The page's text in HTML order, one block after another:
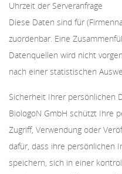
Uhrzeit der Serveranfrage
Diese Daten sind für
zuordenbar. Eine
Datenquellen wird nicht
nach einer statistischen
Sicherheit Ihrer persönlichen
BiologoN GmbH schützt Ihre
Zugriff, Verwendung oder
dafür, dass ihre persönlichen
speichern, sich in einer